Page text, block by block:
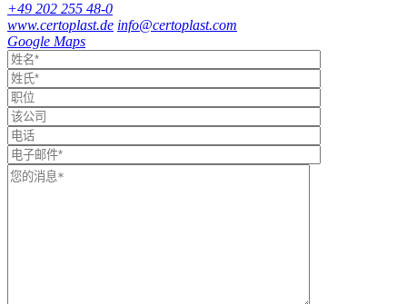
+49 202 255 48-0
www.certoplast.de info@certoplast.com
Google Maps